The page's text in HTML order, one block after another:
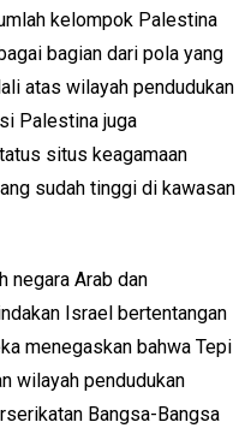
kelompok Palestina
bagian dari pola yang
atas wilayah pendudukan
Palestina juga
situs keagamaan
sudah tinggi di kawasan
negara Arab dan
Israel bertentangan
menegaskan bahwa Tepi
wilayah pendudukan
Bangsa-Bangsa